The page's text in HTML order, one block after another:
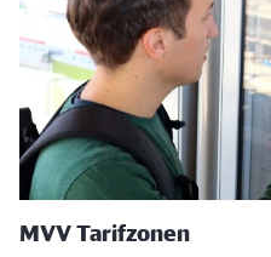
MVV Tarifzonen